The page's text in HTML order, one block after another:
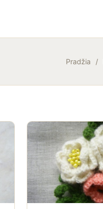
Pradžia /